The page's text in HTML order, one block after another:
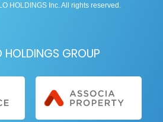
HOLDINGS Inc. All rights reserved.
HOLDINGS GROUP